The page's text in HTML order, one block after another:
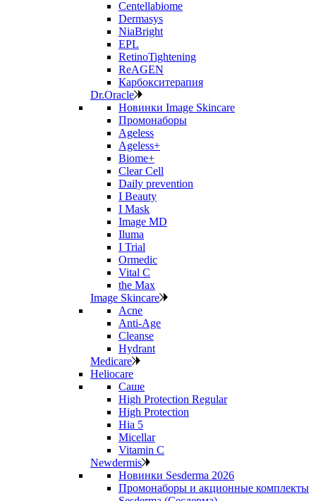
Centellabiome
Dermasys
NiaBright
EPL
RetinoTightening
ReAGEN
Карбокситерапия
Dr.Oracle
Новинки Image Skincare
Промонаборы
Ageless
Ageless+
Biome+
Clear Cell
Daily prevention
I Beauty
I Mask
Image MD
Iluma
I Trial
Ormedic
Vital C
the Max
Image Skincare
Acne
Anti‑Age
Cleanse
Hydrant
Medicare
Heliocare
Саше
High Protection Regular
High Protection
Hia 5
Micellar
Vitamin C
Newdermis
Новинки Sesderma 2026
Промонаборы и акционные комплекты